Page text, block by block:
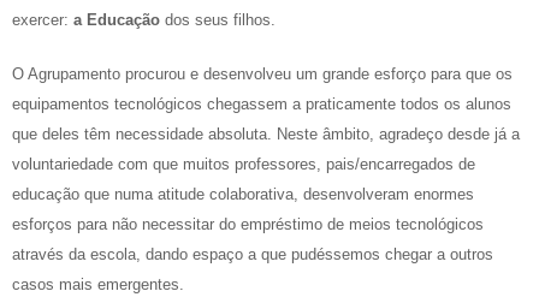
exercer: a Educação dos seus filhos.
O Agrupamento procurou e desenvolveu um grande esforço para que os
equipamentos tecnológicos chegassem a praticamente todos os alunos
que deles têm necessidade absoluta. Neste âmbito, agradeço desde já a
voluntariedade com que muitos professores, pais/encarregados de
educação que numa atitude colaborativa, desenvolveram enormes
esforços para não necessitar do empréstimo de meios tecnológicos
através da escola, dando espaço a que pudéssemos chegar a outros
casos mais emergentes.